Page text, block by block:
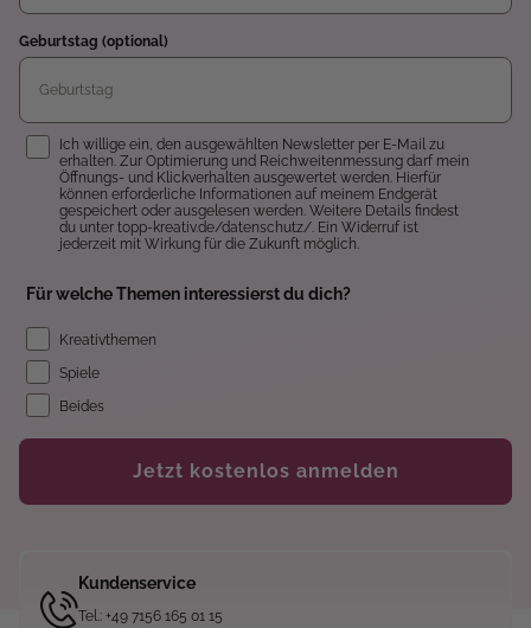
Geburtstag (optional)
Einwilligung
Ich willige ein, den ausgewählten Newsletter per E-Mail zu
erhalten. Zur Optimierung und Reichweitenmessung darf mein
Öffnungs- und Klickverhalten ausgewertet werden. Hierfür
können erforderliche Informationen auf meinem Endgerät
gespeichert oder ausgelesen werden. Weitere Details findest
du unter topp-kreativ.de/datenschutz/. Ein Widerruf ist
jederzeit mit Wirkung für die Zukunft möglich.
Für welche Themen interessierst du dich?
Kreativthemen
Spiele
Beides
Jetzt kostenlos anmelden
Kundenservice
Tel.: +49 7156 165 01 15